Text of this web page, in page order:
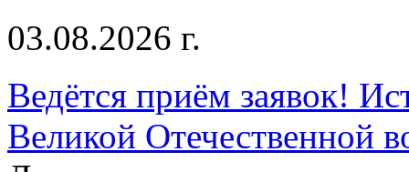
03.08.2026 г.
Ведётся приём заявок!
Великой Отечественной